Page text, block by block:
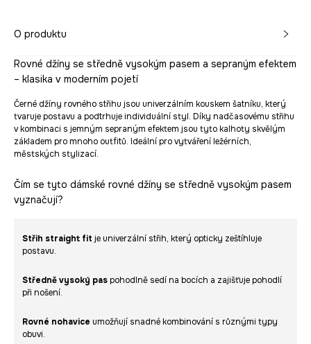
O produktu
Rovné džíny se středně vysokým pasem a sepraným efektem
– klasika v moderním pojetí
Černé džíny rovného střihu jsou univerzálním kouskem šatníku, který
tvaruje postavu a podtrhuje individuální styl. Díky nadčasovému střihu
v kombinaci s jemným sepraným efektem jsou tyto kalhoty skvělým
základem pro mnoho outfitů. Ideální pro vytváření ležérních,
městských stylizací.
Čím se tyto dámské rovné džíny se středně vysokým pasem
vyznačují?
Střih straight fit je univerzální střih, který opticky zeštíhluje
postavu.
Středně vysoký pas pohodlně sedí na bocích a zajišťuje pohodlí
při nošení.
Rovné nohavice umožňují snadné kombinování s různými typy
obuvi.